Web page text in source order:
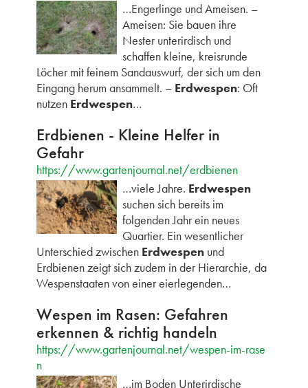
…Engerlinge und Ameisen. –
Ameisen: Sie bauen ihre
Nester unterirdisch und
schaffen kleine, kreisrunde
Löcher mit feinem Sandauswurf, der sich um den
Eingang herum ansammelt. – Erdwespen: Oft
nutzen Erdwespen…
Erdbienen - Kleine Helfer in
Gefahr
https://www.gartenjournal.net/erdbienen
…viele Jahre. Erdwespen
suchen sich bereits im
folgenden Jahr ein neues
Quartier. Ein wesentlicher
Unterschied zwischen Erdwespenund
Erdbienen zeigt sich zudem in der Hierarchie, da
Wespenstaaten von einer eierlegenden…
Wespen im Rasen: Gefahren
erkennen & richtig handeln
https://www.gartenjournal.net/wespen-im-rase
n
…im Boden Unterirdische